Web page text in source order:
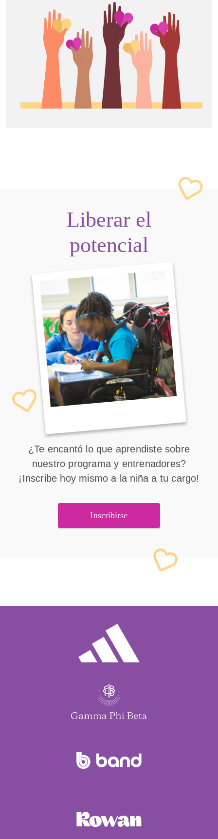
Liberar el
potencial
¿Te encantó lo que aprendiste sobre
nuestro programa y entrenadores?
¡Inscribe hoy mismo a la niña a tu cargo!
Inscribirse